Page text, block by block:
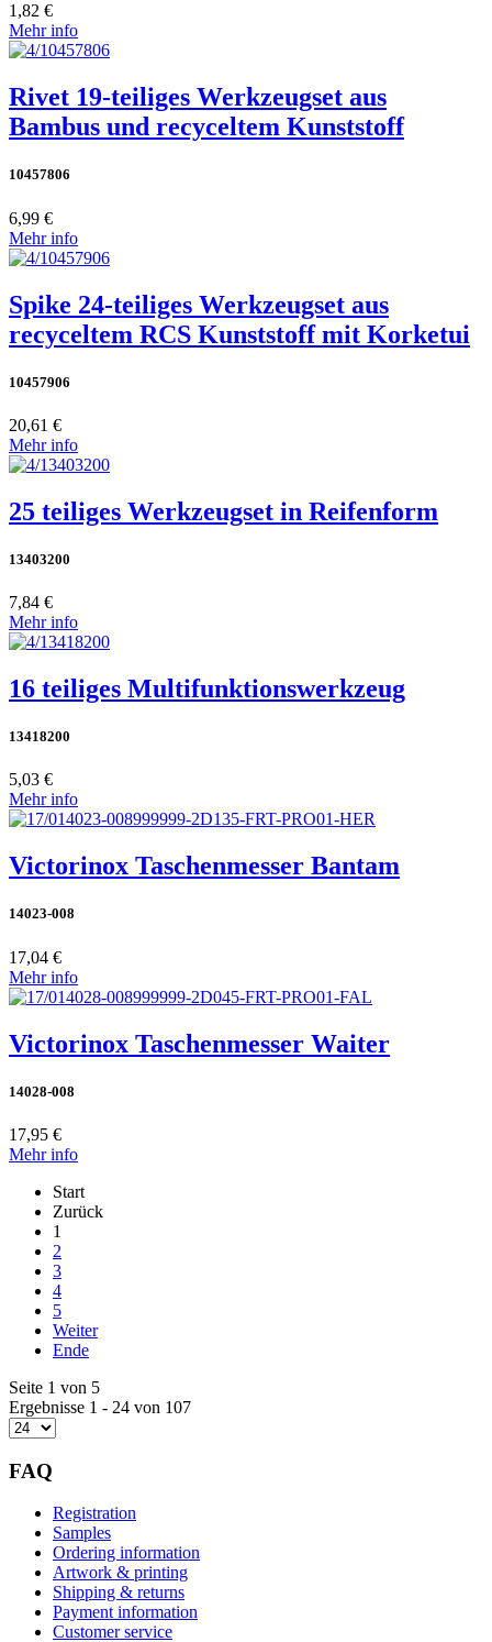
1,82 €
Mehr info
Rivet 19-teiliges Werkzeugset aus
Bambus und recyceltem Kunststoff
10457806
6,99 €
Mehr info
Spike 24-teiliges Werkzeugset aus
recyceltem RCS Kunststoff mit Korketui
10457906
20,61 €
Mehr info
25 teiliges Werkzeugset in Reifenform
13403200
7,84 €
Mehr info
16 teiliges Multifunktionswerkzeug
13418200
5,03 €
Mehr info
Victorinox Taschenmesser Bantam
14023-008
17,04 €
Mehr info
Victorinox Taschenmesser Waiter
14028-008
17,95 €
Mehr info
Start
Zurück
1
2
3
4
5
Weiter
Ende
Seite 1 von 5
Ergebnisse 1 - 24 von 107
FAQ
Registration
Samples
Ordering information
Artwork & printing
Shipping & returns
Payment information
Customer service